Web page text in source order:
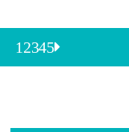
12345